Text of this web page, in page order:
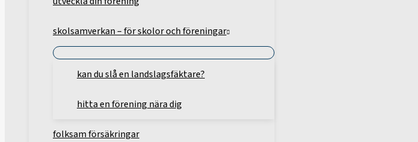
skolsamverkan – för skolor och föreningar
kan du slå en landslagsfäktare?
hitta en förening nära dig
folksam försäkringar